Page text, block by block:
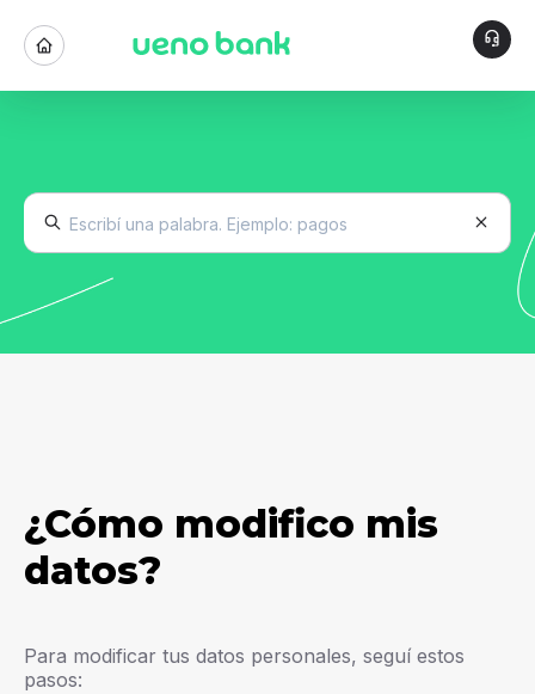
¿Cómo modifico mis
datos?
Para modificar tus datos personales, seguí estos
pasos: